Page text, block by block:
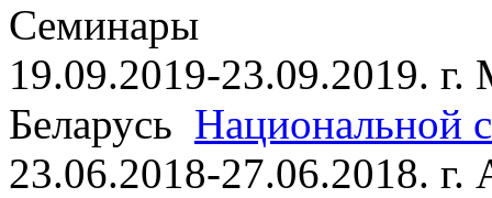
Семинары
19.09.2019-23.09.2019. г.
Беларусь Национальной
23.06.2018-27.06.2018.